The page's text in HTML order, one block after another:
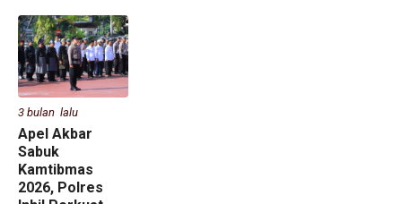
3 bulan lalu
Apel Akbar
Sabuk
Kamtibmas
2026, Polres